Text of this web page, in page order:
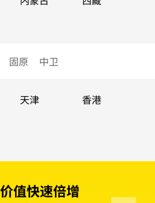
固原 中卫
天津
香港
值快速倍增